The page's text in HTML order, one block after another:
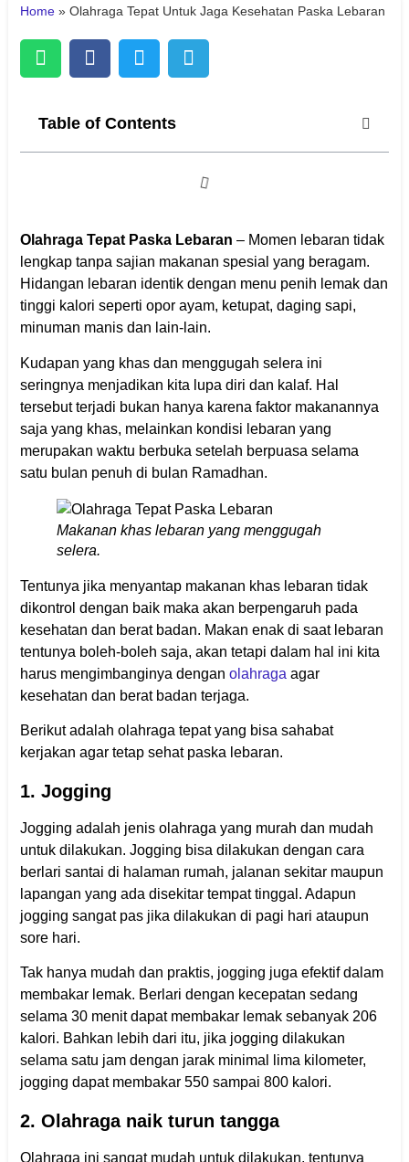
Home» Olahraga Tepat Untuk Jaga Kesehatan Paska Lebaran
Table of Contents
Olahraga Tepat Paska Lebaran – Momen lebaran tidak
lengkap tanpa sajian makanan spesial yang beragam.
Hidangan lebaran identik dengan menu penih lemak dan
tinggi kalori seperti opor ayam, ketupat, daging sapi,
minuman manis dan lain-lain.
Kudapan yang khas dan menggugah selera ini
seringnya menjadikan kita lupa diri dan kalaf. Hal
tersebut terjadi bukan hanya karena faktor makanannya
saja yang khas, melainkan kondisi lebaran yang
merupakan waktu berbuka setelah berpuasa selama
satu bulan penuh di bulan Ramadhan.
Makanan khas lebaran yang menggugah
selera.
Tentunya jika menyantap makanan khas lebaran tidak
dikontrol dengan baik maka akan berpengaruh pada
kesehatan dan berat badan. Makan enak di saat lebaran
tentunya boleh-boleh saja, akan tetapi dalam hal ini kita
harus mengimbanginya dengan olahraga agar
kesehatan dan berat badan terjaga.
Berikut adalah olahraga tepat yang bisa sahabat
kerjakan agar tetap sehat paska lebaran.
1. Jogging
Jogging adalah jenis olahraga yang murah dan mudah
untuk dilakukan. Jogging bisa dilakukan dengan cara
berlari santai di halaman rumah, jalanan sekitar maupun
lapangan yang ada disekitar tempat tinggal. Adapun
jogging sangat pas jika dilakukan di pagi hari ataupun
sore hari.
Tak hanya mudah dan praktis, jogging juga efektif dalam
membakar lemak. Berlari dengan kecepatan sedang
selama 30 menit dapat membakar lemak sebanyak 206
kalori. Bahkan lebih dari itu, jika jogging dilakukan
selama satu jam dengan jarak minimal lima kilometer,
jogging dapat membakar 550 sampai 800 kalori.
2. Olahraga naik turun tangga
Olahraga ini sangat mudah untuk dilakukan, tentunya